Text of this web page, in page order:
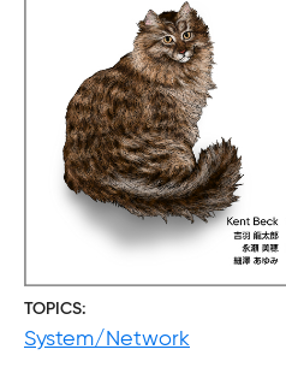
TOPICS
System/Network